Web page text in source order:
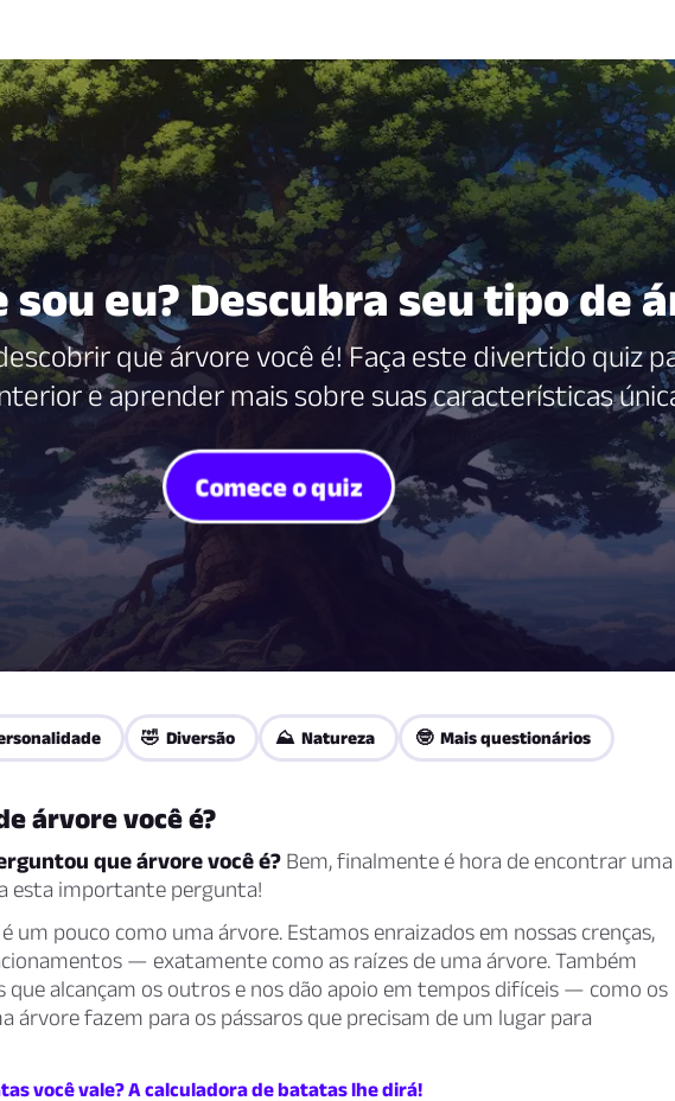
sou eu? Descubra seu tipo de
que árvore você é! Faça este divertido quiz
e aprender mais sobre suas características
Comece o quiz
🤣 Diversão ⛰️ Natureza 🤓 Mais questionários
árvore você é?
que árvore você é? Bem, finalmente é hora de encontrar uma
esta importante pergunta!
um pouco como uma árvore. Estamos enraizados em nossas crenças,
— exatamente como as raízes de uma árvore. Também
que alcançam os outros e nos dão apoio em tempos difíceis — como os
árvore fazem para os pássaros que precisam de um lugar para
você vale? A calculadora de batatas lhe dirá!